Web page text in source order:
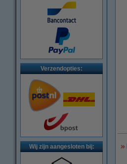
Verzendopties:
Wij zijn aangesloten bij: